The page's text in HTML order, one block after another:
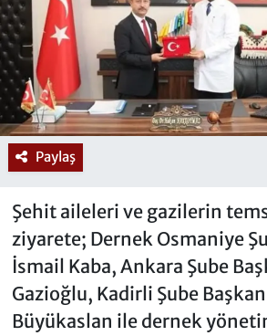
Paylaş
Şehit aileleri ve gazilerin
ziyarete; Dernek Osmaniye
İsmail Kaba, Ankara Şube
Gazioğlu, Kadirli Şube
Büyükaslan ile dernek